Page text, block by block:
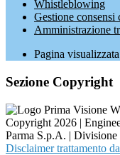
Whistleblowing
Gestione consensi
Amministrazione
Pagina visualizzata
Sezione Copyright
Copyright 2026 |
Parma S.p.A. |
Disclaimer trattamento